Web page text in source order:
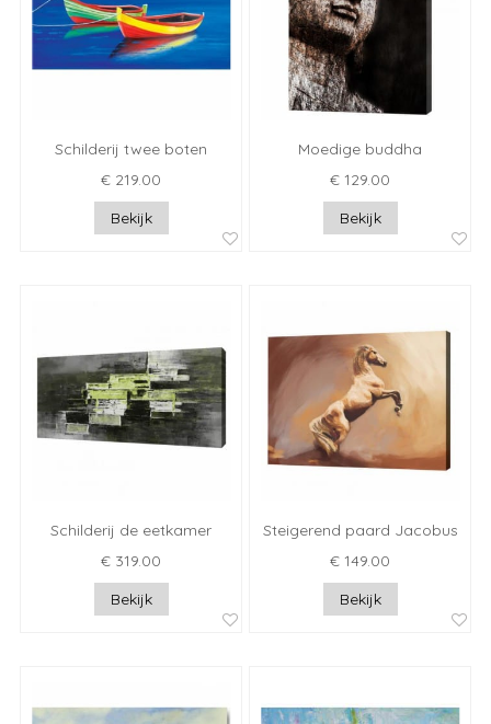
Schilderij twee boten
€ 219.00
Bekijk
Moedige buddha
€ 129.00
Bekijk
Schilderij de eetkamer
€ 319.00
Bekijk
Steigerend paard Jacobus
€ 149.00
Bekijk